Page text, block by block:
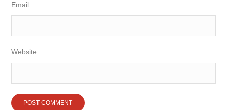
Email
Website